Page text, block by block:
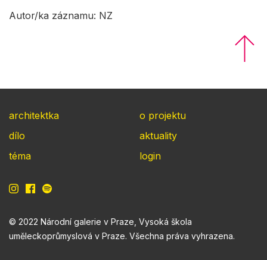
Autor/ka záznamu: NZ
architektka
dílo
téma
o projektu
aktuality
login
© 2022 Národní galerie v Praze, Vysoká škola
uměleckoprůmyslová v Praze. Všechna práva vyhrazena.